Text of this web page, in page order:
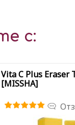
с:
Vita C Plus Eraser
[MISSHA]